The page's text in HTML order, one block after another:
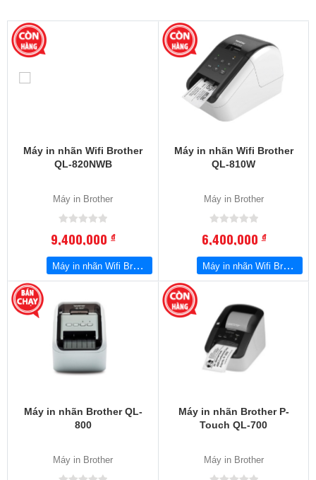
Máy in nhãn Wifi Brother
QL-820NWB
Máy in Brother
9,400,000đ
Máy in nhãn Wifi Brother QL-820NWB
Máy in nhãn Wifi Brother
QL-810W
Máy in Brother
6,400,000đ
Máy in nhãn Wifi Brother QL-810W
Máy in nhãn Brother QL-
800
Máy in Brother
Máy in nhãn Brother P-
Touch QL-700
Máy in Brother